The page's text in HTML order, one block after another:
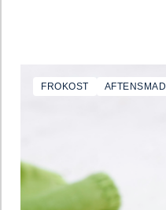
FROKOST AFTENSMAD